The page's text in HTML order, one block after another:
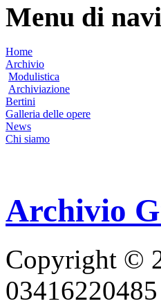
Menu di
Home
Archivio
Modulistica
Archiviazione
Bertini
Galleria delle opere
News
Chi siamo
Archivio
Copyright ©
03416220485